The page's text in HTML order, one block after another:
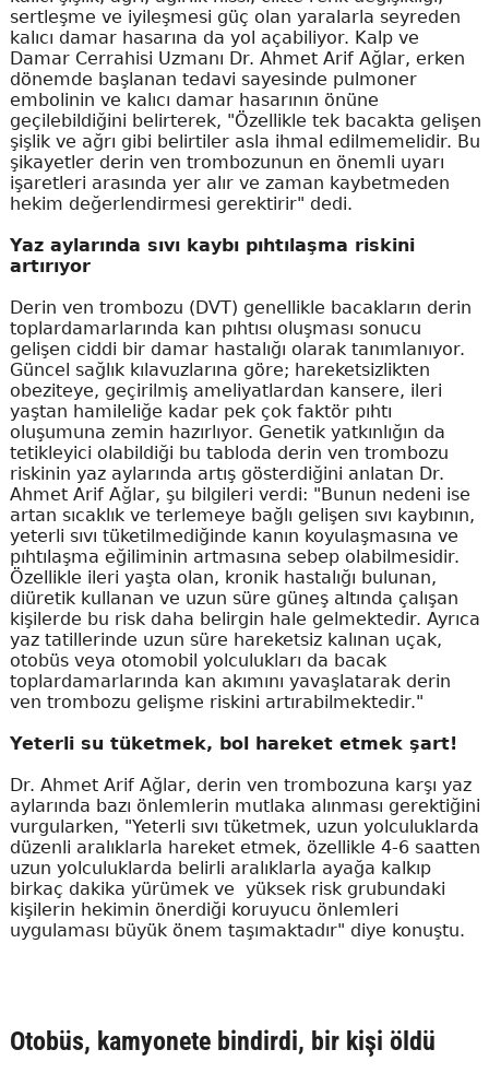
sertleşme ve iyileşmesi güç olan yaralarla seyreden
kalıcı damar hasarına da yol açabiliyor. Kalp ve
Damar Cerrahisi Uzmanı Dr. Ahmet Arif Ağlar, erken
dönemde başlanan tedavi sayesinde pulmoner
embolinin ve kalıcı damar hasarının önüne
geçilebildiğini belirterek, "Özellikle tek bacakta gelişen
şişlik ve ağrı gibi belirtiler asla ihmal edilmemelidir. Bu
şikayetler derin ven trombozunun en önemli uyarı
işaretleri arasında yer alır ve zaman kaybetmeden
hekim değerlendirmesi gerektirir" dedi.
Yaz aylarında sıvı kaybı pıhtılaşma riskini
artırıyor
Derin ven trombozu (DVT) genellikle bacakların derin
toplardamarlarında kan pıhtısı oluşması sonucu
gelişen ciddi bir damar hastalığı olarak tanımlanıyor.
Güncel sağlık kılavuzlarına göre; hareketsizlikten
obeziteye, geçirilmiş ameliyatlardan kansere, ileri
yaştan hamileliğe kadar pek çok faktör pıhtı
oluşumuna zemin hazırlıyor. Genetik yatkınlığın da
tetikleyici olabildiği bu tabloda derin ven trombozu
riskinin yaz aylarında artış gösterdiğini anlatan Dr.
Ahmet Arif Ağlar, şu bilgileri verdi: "Bunun nedeni ise
artan sıcaklık ve terlemeye bağlı gelişen sıvı kaybının,
yeterli sıvı tüketilmediğinde kanın koyulaşmasına ve
pıhtılaşma eğiliminin artmasına sebep olabilmesidir.
Özellikle ileri yaşta olan, kronik hastalığı bulunan,
diüretik kullanan ve uzun süre güneş altında çalışan
kişilerde bu risk daha belirgin hale gelmektedir. Ayrıca
yaz tatillerinde uzun süre hareketsiz kalınan uçak,
otobüs veya otomobil yolculukları da bacak
toplardamarlarında kan akımını yavaşlatarak derin
ven trombozu gelişme riskini artırabilmektedir."
Yeterli su tüketmek, bol hareket etmek şart!
Dr. Ahmet Arif Ağlar, derin ven trombozuna karşı yaz
aylarında bazı önlemlerin mutlaka alınması gerektiğini
vurgularken, "Yeterli sıvı tüketmek, uzun yolculuklarda
düzenli aralıklarla hareket etmek, özellikle 4-6 saatten
uzun yolculuklarda belirli aralıklarla ayağa kalkıp
birkaç dakika yürümek ve yüksek risk grubundaki
kişilerin hekimin önerdiği koruyucu önlemleri
uygulaması büyük önem taşımaktadır" diye konuştu.
Otobüs, kamyonete bindirdi, bir kişi öldü